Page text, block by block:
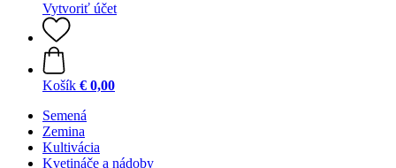
Vytvoriť účet
Košík € 0,00
Semená
Zemina
Kultivácia
Kvetináče a nádoby